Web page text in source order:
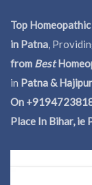
Top
in Patna,
from Best
in Patna &
On
Place In Bihar, ie